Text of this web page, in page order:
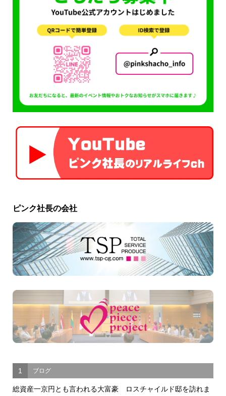
ピンク社長の会社
1 ブログ
総資産一京円とも言われる大富豪 ロスチャイルド邸を訪れま